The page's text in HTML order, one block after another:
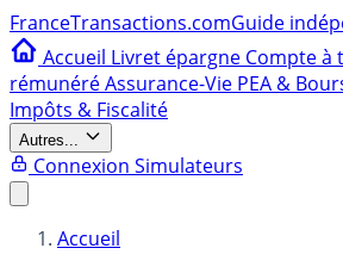
FranceTransactions.comGuide
Accueil Livret épargne Compte à
rémunéréAssurance-Vie PEA &
Impôts & Fiscalité
Autres...
Connexion Simulateurs
Accueil